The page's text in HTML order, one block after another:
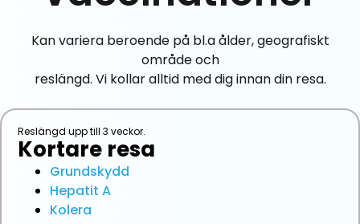
Kan variera beroende på bl.a ålder, geografiskt
område och
reslängd. Vi kollar alltid med dig innan din resa.
Reslängd upp till 3 veckor.
Kortare resa
Grundskydd
Hepatit A
Kolera